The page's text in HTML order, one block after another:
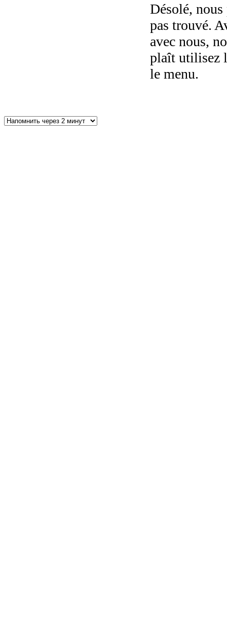
Désolé,
pas trouvé.
avec nous,
plaît utilisez
le menu.